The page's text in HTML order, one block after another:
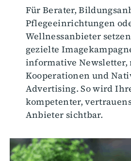
Für Berater,
Pflegeeinrichtungen
Wellnessanbieter
gezielte
informative
Kooperationen und
Advertising. So wird
kompetenter,
Anbieter sichtbar.